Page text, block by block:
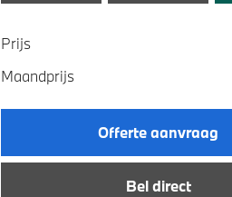
Prijs
Maandprijs
Offerte aanvraag
Bel direct